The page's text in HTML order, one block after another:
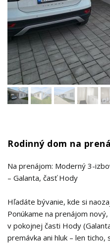
Rodinný dom na
Na prenájom: Moderný 3-
– Galanta, časť Hody
Hľadáte bývanie, kde si
Ponúkame na prenájom
v pokojnej časti Hody
premávka ani hluk – len